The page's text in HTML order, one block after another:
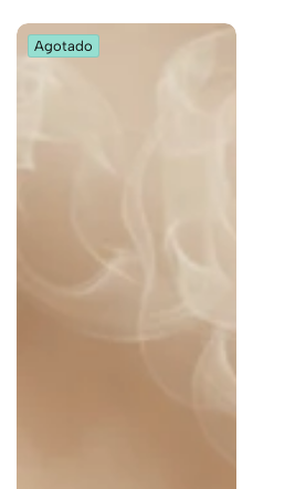
Agotado